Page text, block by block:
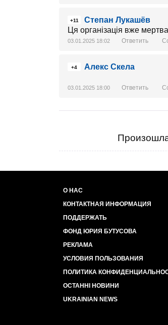
+11
Степан Лукашёв
Ця організація вже
03.01.2025 18:02 Ответить
+4 Алекс Скела
03.01.2025 18:00 Ответить
О НАС
КОНТАКТНАЯ ИНФОРМАЦИЯ
ПОДДЕРЖАТЬ
ФОНД ЮРИЯ БУТУСОВА
РЕКЛАМА
УСЛОВИЯ ПОЛЬЗОВАНИЯ
ПОЛИТИКА
ОСТАННІ НОВИНИ
UKRAINIAN NEWS